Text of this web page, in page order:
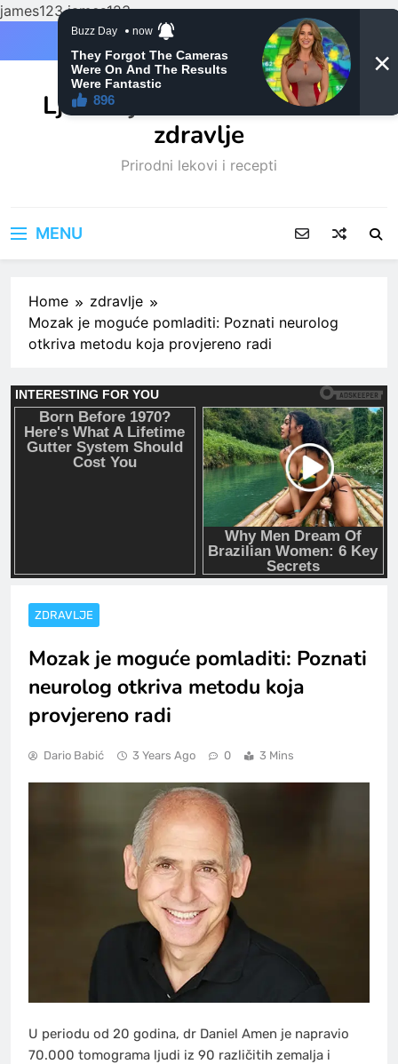
james123james123
Ljubitelji mačaka i Prirodno
zdravlje
Prirodni lekovi i recepti
MENU
Home
zdravlje
Mozak je moguće pomladiti: Poznati neurolog
otkriva metodu koja provjereno radi
ZDRAVLJE
Mozak je moguće pomladiti: Poznati
neurolog otkriva metodu koja
provjereno radi
Dario Babić 3 Years Ago 0 3 Mins
U periodu od 20 godina, dr Daniel Amen je napravio
70.000 tomograma ljudi iz 90 različitih zemalja i